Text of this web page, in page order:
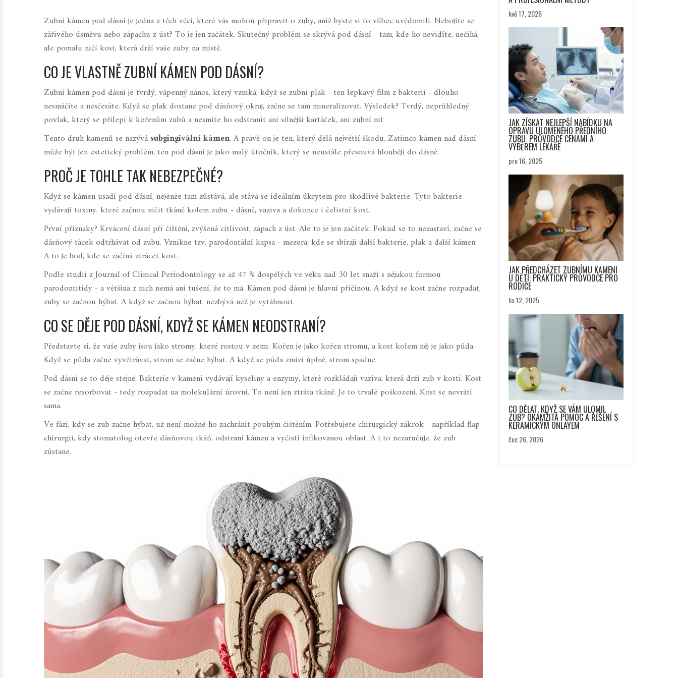
Zubní kámen pod dásní je jedna z těch věcí, které vás mohou připravit o zuby, aniž byste si to vůbec uvědomili. Nebojíte se
zářivého úsměvu nebo zápachu z úst? To je jen začátek. Skutečný problém se skrývá pod dásní - tam, kde ho nevidíte, nečíhá,
ale pomalu ničí kost, která drží vaše zuby na místě.
CO JE VLASTNĚ ZUBNÍ KÁMEN POD DÁSNÍ?
Zubní kámen pod dásní je tvrdý, vápenný nános, který vzniká, když se zubní plak - ten lepkavý film z bakterií - dlouho
nesmáčíte a nesčesáte. Když se plak dostane pod dásňový okraj, začne se tam mineralizovat. Výsledek? Tvrdý, neprůhledný
povlak, který se přilepí k kořenům zubů a nesmíte ho odstranit ani silnější kartáček, ani zubní nit.
Tento druh kamenů se nazývá subgingivální kámen. A právě on je ten, který dělá největší škodu. Zatímco kámen nad dásní
může být jen estetický problém, ten pod dásní je jako malý útočník, který se neustále přesouvá hlouběji do dásně.
PROČ JE TOHLE TAK NEBEZPEČNÉ?
Když se kámen usadí pod dásní, nejenže tam zůstává, ale stává se ideálním úkrytem pro škodlivé bakterie. Tyto bakterie
vydávají toxiny, které začnou ničit tkáně kolem zubu - dásně, vaziva a dokonce i čelistní kost.
První příznaky? Krvácení dásní při čištění, zvýšená citlivost, zápach z úst. Ale to je jen začátek. Pokud se to nezastaví, začne se
dásňový tácek odtrhávat od zubu. Vznikne tzv. parodontální kapsa - mezera, kde se sbírají další bakterie, plak a další kámen.
A to je bod, kde se začíná ztrácet kost.
Podle studií zJournal of Clinical Periodontologyse až 47 % dospělých ve věku nad 30 let snaží s nějakou formou
parodontitidy - a většina z nich nemá ani tušení, že to má. Kámen pod dásní je hlavní příčinou. A když se kost začne rozpadat,
zuby se začnou hýbat. A když se začnou hýbat, nezbývá než je vytáhnout.
CO SE DĚJE POD DÁSNÍ, KDYŽ SE KÁMEN NEODSTRANÍ?
Představte si, že vaše zuby jsou jako stromy, které rostou v zemi. Kořen je jako kořen stromu, a kost kolem něj je jako půda.
Když se půda začne vyvětrávat, strom se začne hýbat. A když se půda zmizí úplně, strom spadne.
Pod dásní se to děje stejně. Bakterie v kameni vydávají kyseliny a enzymy, které rozkládají vaziva, která drží zub v kosti. Kost
se začne resorbovat - tedy rozpadat na molekulární úrovni. To není jen ztráta tkáně. Je to trvalé poškození. Kost se nevrátí
sama.
Ve fázi, kdy se zub začne hýbat, už není možné ho zachránit pouhým čištěním. Potřebujete chirurgický zákrok - například flap
chirurgii, kdy stomatolog otevře dásňovou tkáň, odstraní kámen a vyčistí infikovanou oblast. A i to nezaručuje, že zub
zůstane.
kvě 17, 2026
JAK ZÍSKAT NEJLEPŠÍ NABÍDKU NA
OPRAVU ULOMENÉHO PŘEDNÍHO
ZUBU: PRŮVODCE CENAMI A
VÝBĚREM LÉKAŘE
pro 16, 2025
JAK PŘEDCHÁZET ZUBNÍMU KAMENI
U DĚTÍ: PRAKTICKÝ PRŮVODCE PRO
RODIČE
lis 12, 2025
CO DĚLAT, KDYŽ SE VÁM ULOMIL
ZUB? OKAMŽITÁ POMOC A ŘEŠENÍ S
KERAMICKÝM ONLAYEM
čec 26, 2026